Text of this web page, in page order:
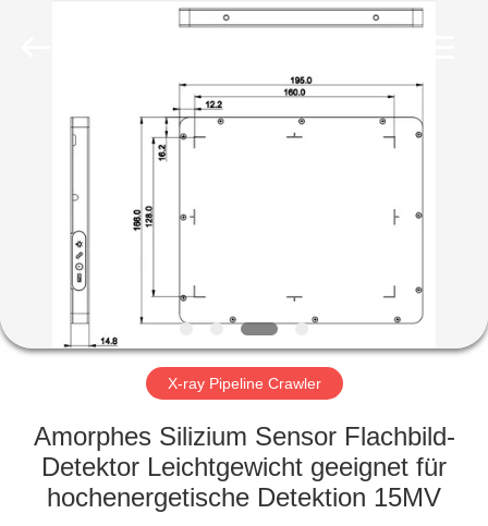
HAUS
ÜBER
FABRIK-
AUSFLUG
QUALITÄTSKONTROLLE
X-ray Pipeline Crawler
Amorphes Silizium Sensor Flachbild-
Detektor Leichtgewicht geeignet für
hochenergetische Detektion 15MV